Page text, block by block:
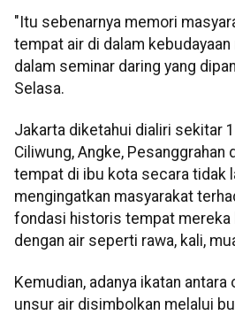
"Itu sebenarnya memori
tempat air di dalam kebudayaan
dalam seminar daring yang
Selasa.
Jakarta diketahui dialiri sekitar
Ciliwung, Angke, Pesanggrahan
tempat di ibu kota secara tidak
mengingatkan masyarakat
fondasi historis tempat mereka
dengan air seperti rawa, kali,
Kemudian, adanya ikatan
unsur air disimbolkan melalui